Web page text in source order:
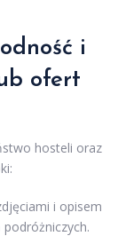
i
ofert
hosteli oraz
i opisem